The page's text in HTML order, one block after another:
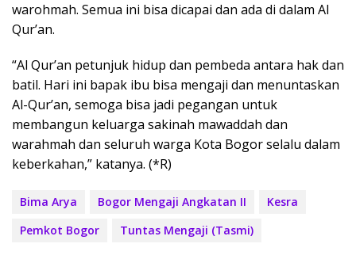
warohmah. Semua ini bisa dicapai dan ada di dalam Al
Qur’an.
“Al Qur’an petunjuk hidup dan pembeda antara hak dan
batil. Hari ini bapak ibu bisa mengaji dan menuntaskan
Al-Qur’an, semoga bisa jadi pegangan untuk
membangun keluarga sakinah mawaddah dan
warahmah dan seluruh warga Kota Bogor selalu dalam
keberkahan,” katanya. (*R)
Bima Arya Bogor Mengaji Angkatan II
Kesra
Pemkot Bogor
Tuntas Mengaji (Tasmi)